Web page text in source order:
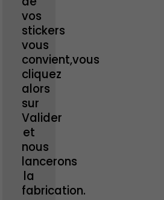
vos
stickers
vous
convient,vous
cliquez
alors
sur
Valider
et
nous
lancerons
la
fabrication.